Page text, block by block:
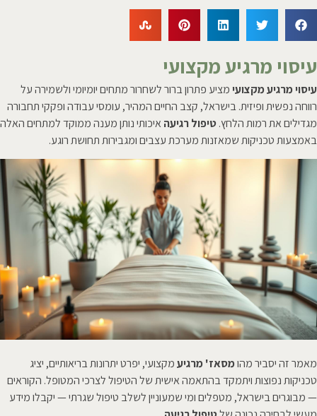
עיסוי מרגיע מקצועי
עיסוי מרגיע מקצועי מציע פתרון ברור לשחרור מתחים יומיומי ולשמירה על
רווחה נפשית ופיזית. בישראל, קצב החיים המהיר, עומסי עבודה ופקקי תחבורה
מגדילים את רמות הלחץ.טיפול רגיעה איכותי נותן מענה ממוקד למתחים האלה
באמצעות טכניקות שמאזנות מערכת עצבים ומגבירות תחושת רוגע.
מאמר זה יסביר מהומסאז' מרגיעמקצועי, יפרט יתרונות בריאותיים, יציג
טכניקות נפוצות ויתמקד בהתאמה אישית של הטיפול לצרכי המטופל. הקוראים
— מבוגרים בישראל, מטפלים ומי שמעוניין לשלב טיפול שגרתי — יקבלו מידע